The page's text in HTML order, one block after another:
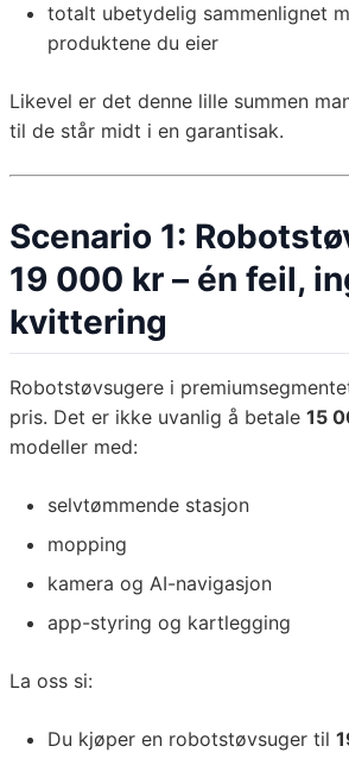
totalt ubetydelig sammenlignet
produktene du eier
Likevel er det denne lille summen
til de står midt i en garantisak.
Scenario 1:
19 000 kr – én feil,
kvittering
Robotstøvsugere i
pris. Det er ikke uvanlig å betale 15
modeller med:
selvtømmende stasjon
mopping
kamera og AI-navigasjon
app-styring og kartlegging
La oss si:
Du kjøper en robotstøvsuger til